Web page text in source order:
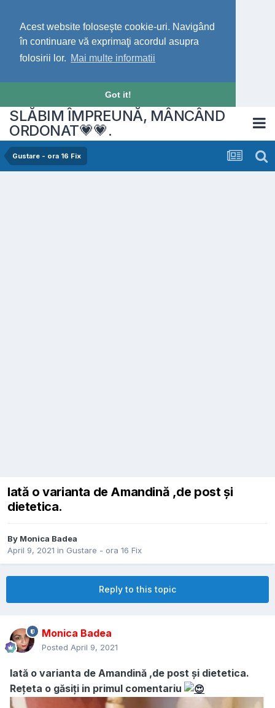
Acest website foloseşte cookie-uri. Navigând
în continuare vă exprimaţi acordul asupra
folosirii lor. Mai multe informatii
Got it!
SLĂBIM ÎMPREUNĂ, MÂNCÂND
ORDONAT💗💗.
Gustare - ora 16 Fix
Iată o varianta de Amandină ,de post și
dietetica.
By Monica Badea
April 9, 2021 in Gustare - ora 16 Fix
Reply to this topic
Monica Badea
Posted April 9, 2021
Iată o varianta de Amandină ,de post și dietetica.
Rețeta o găsiți in primul comentariu